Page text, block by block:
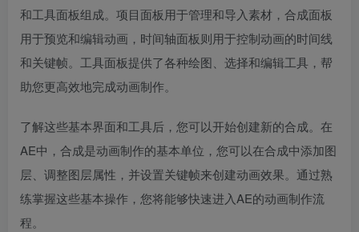
和工具面板组成。项目面板用于管理和导入素材，合成面板
用于预览和编辑动画，时间轴面板则用于控制动画的时间线
和关键帧。工具面板提供了各种绘图、选择和编辑工具，帮
助您更高效地完成动画制作。
了解这些基本界面和工具后，您可以开始创建新的合成。在
AE中，合成是动画制作的基本单位，您可以在合成中添加图
层、调整图层属性，并设置关键帧来创建动画效果。通过熟
练掌握这些基本操作，您将能够快速进入AE的动画制作流
程。